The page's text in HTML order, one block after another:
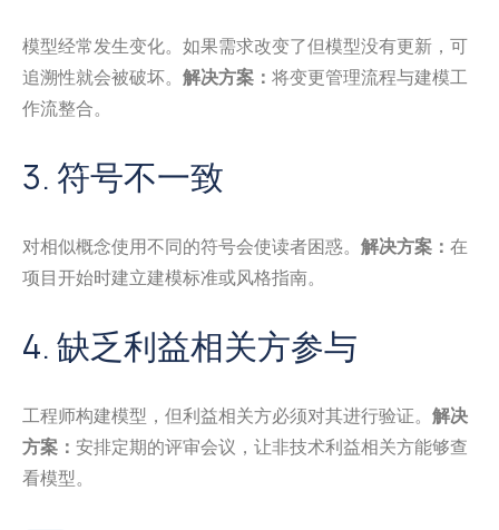
模型经常发生变化。如果需求改变了但模型没有更新，可
追溯性就会被破坏。 解决方案： 将变更管理流程与建模工
作流整合。
3. 符号不一致
对相似概念使用不同的符号会使读者困惑。 解决方案： 在
项目开始时建立建模标准或风格指南。
4. 缺乏利益相关方参与
工程师构建模型，但利益相关方必须对其进行验证。 解决
方案： 安排定期的评审会议，让非技术利益相关方能够查
看模型。